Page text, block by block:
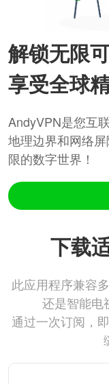
解锁无限
享受全球
AndyVPN是您互
地理边界和网络
限的数字世界！
下载
此应用程序兼容
还是智能电
通过一次订阅，